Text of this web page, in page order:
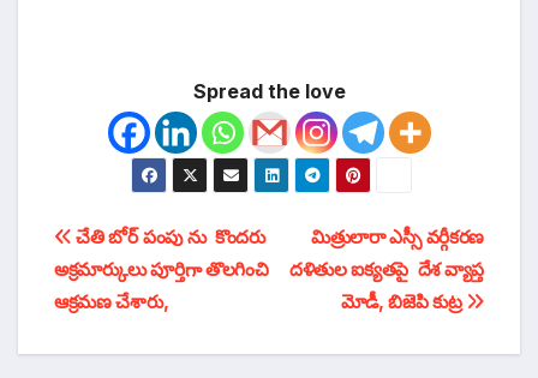
Spread the love
టపా
నావిగేషన్
మిత్రులారా ఎస్సీ వర్గీకరణ
దళితుల ఐక్యతపై దేశ వ్యాప్త
మోడీ, బిజెపి కుట్ర
చేతి బోర్ పంపు ను కొందరు
అక్రమార్కులు పూర్తిగా తొలగించి
ఆక్రమణ చేశారు,